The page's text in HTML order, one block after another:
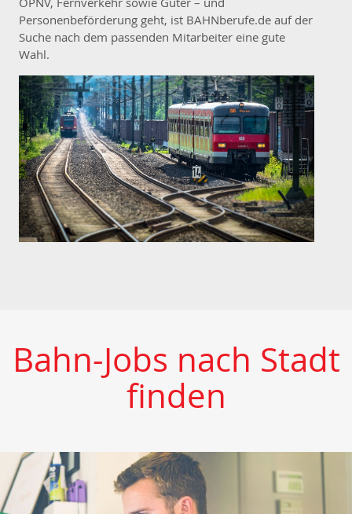
Personenbeförderung geht, ist BAHNberufe.de auf der
Suche nach dem passenden Mitarbeiter eine gute
Wahl.
Bahn-Jobs nach Stadt
finden